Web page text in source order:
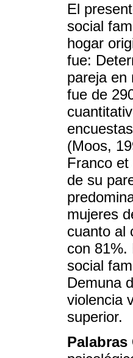
El
social
hogar
fue:
pareja en
fue de
(Moos,
Franco
de su
mujeres
cuanto al
con 81%.
social
Demuna
violencia
superior.
Palabras